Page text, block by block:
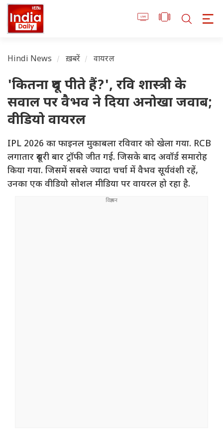
Hindi News ख़बरें वायरल
'कितना दूध पीते हैं?', रवि शास्त्री के
सवाल पर वैभव ने दिया अनोखा जवाब;
वीडियो वायरल
IPL 2026 का फाइनल मुकाबला रविवार को खेला गया. RCB
लगातार दूसरी बार ट्रॉफी जीत गई. जिसके बाद अवॉर्ड समारोह
किया गया. जिसमें सबसे ज्यादा चर्चा में वैभव सूर्यवंशी रहें,
उनका एक वीडियो सोशल मीडिया पर वायरल हो रहा है.